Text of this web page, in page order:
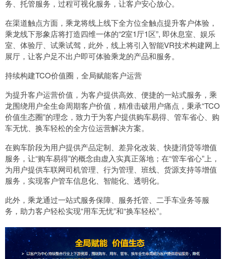
务、托管服务，过程可视化服务，让客户安心放心。
在渠道触点方面，乘龙将线上线下全方位全触点提升客户体验，
乘龙线下形象店将打造四维一体的“2室1厅1区”, 即休息室、娱乐
室、体验厅、试乘试驾，此外，线上将引入智能VR技术构建网上
展厅，让客户足不出户即可体验乘龙的产品和服务。
持续构建TCO价值圈，全局赋能客户运营
为提升客户运营价值，为客户提供高效、便捷的一站式服务，乘
龙围绕用户全生命周期客户价值，精准击破用户痛点，秉承“TCO
价值生态圈”的理念，致力于为客户提供购车易得、管车省心、购
车无忧、换车轻松的全方位运营解决方案。
在购车阶段为用户提供产品定制、差异化改装、快捷消贷等增值
服务，让“购车易得”的概念由虚入实真正落地；在“管车省心”上，
为用户提供车联网司机管理、行为管理、班线、货源支持等增值
服务，实现客户管车信息化、智能化、透明化。
此外，乘龙通过一站式服务保障、服务托管、二手车业务等服
务，助力客户轻松实现“用车无忧”和“换车轻松”。